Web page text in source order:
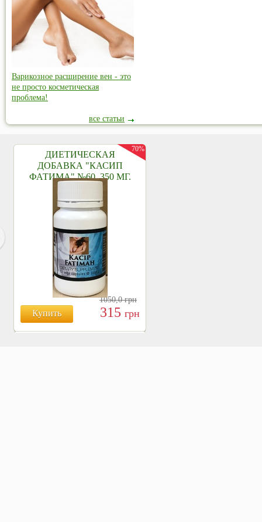
Варикозное расширение вен - это
не просто косметическая
проблема!
все статьи
ДИЕТИЧЕСКАЯ
ДОБАВКА "КАСИП
ФАТИМА" №60, 350 МГ.
Купить
1050,0грн
315 грн
70%